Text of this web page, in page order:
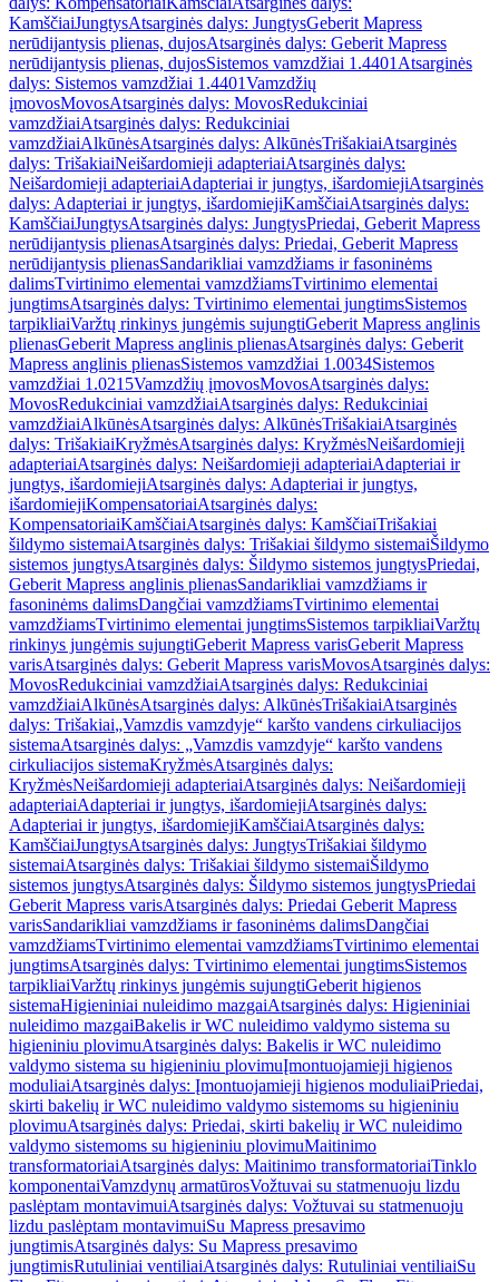
KamščiaiJungtysAtsarginės dalys: JungtysGeberit Mapress
nerūdijantysis plienas, dujosAtsarginės dalys: Geberit Mapress
nerūdijantysis plienas, dujosSistemos vamzdžiai 1.4401 Atsarginės
dalys: Sistemos vamzdžiai 1.4401Vamzdžių
įmovosMovosAtsarginės dalys: MovosRedukciniai
vamzdžiaiAtsarginės dalys: Redukciniai
vamzdžiaiAlkūnėsAtsarginės dalys: AlkūnėsTrišakiaiAtsarginės
dalys: TrišakiaiNeišardomieji adapteriaiAtsarginės dalys:
Neišardomieji adapteriaiAdapteriai ir jungtys, išardomiejiAtsarginės
dalys: Adapteriai ir jungtys, išardomiejiKamščiaiAtsarginės dalys:
KamščiaiJungtysAtsarginės dalys: JungtysPriedai, Geberit Mapress
nerūdijantysis plienasAtsarginės dalys: Priedai, Geberit Mapress
nerūdijantysis plienasSandarikliai vamzdžiams ir fasoninėms
dalimsTvirtinimo elementai vamzdžiamsTvirtinimo elementai
jungtimsAtsarginės dalys: Tvirtinimo elementai jungtimsSistemos
tarpikliaiVaržtų rinkinys jungėmis sujungtiGeberit Mapress anglinis
plienasGeberit Mapress anglinis plienasAtsarginės dalys: Geberit
Mapress anglinis plienasSistemos vamzdžiai 1.0034Sistemos
vamzdžiai 1.0215Vamzdžių įmovosMovosAtsarginės dalys:
MovosRedukciniai vamzdžiaiAtsarginės dalys: Redukciniai
vamzdžiaiAlkūnėsAtsarginės dalys: AlkūnėsTrišakiaiAtsarginės
dalys: TrišakiaiKryžmėsAtsarginės dalys: KryžmėsNeišardomieji
adapteriaiAtsarginės dalys: Neišardomieji adapteriaiAdapteriai ir
jungtys, išardomiejiAtsarginės dalys: Adapteriai ir jungtys,
išardomiejiKompensatoriaiAtsarginės dalys:
KompensatoriaiKamščiaiAtsarginės dalys: KamščiaiTrišakiai
šildymo sistemaiAtsarginės dalys: Trišakiai šildymo sistemaiŠildymo
sistemos jungtysAtsarginės dalys: Šildymo sistemos jungtysPriedai,
Geberit Mapress anglinis plienasSandarikliai vamzdžiams ir
fasoninėms dalimsDangčiai vamzdžiamsTvirtinimo elementai
vamzdžiamsTvirtinimo elementai jungtimsSistemos tarpikliaiVaržtų
rinkinys jungėmis sujungtiGeberit Mapress varisGeberit Mapress
varisAtsarginės dalys: Geberit Mapress varisMovosAtsarginės dalys:
MovosRedukciniai vamzdžiaiAtsarginės dalys: Redukciniai
vamzdžiaiAlkūnėsAtsarginės dalys: AlkūnėsTrišakiaiAtsarginės
dalys: Trišakiai„Vamzdis vamzdyje“ karšto vandens cirkuliacijos
sistemaAtsarginės dalys: „Vamzdis vamzdyje“ karšto vandens
cirkuliacijos sistemaKryžmėsAtsarginės dalys:
KryžmėsNeišardomieji adapteriaiAtsarginės dalys: Neišardomieji
adapteriaiAdapteriai ir jungtys, išardomiejiAtsarginės dalys:
Adapteriai ir jungtys, išardomiejiKamščiaiAtsarginės dalys:
KamščiaiJungtysAtsarginės dalys: JungtysTrišakiai šildymo
sistemaiAtsarginės dalys: Trišakiai šildymo sistemaiŠildymo
sistemos jungtysAtsarginės dalys: Šildymo sistemos jungtysPriedai
Geberit Mapress varisAtsarginės dalys: Priedai Geberit Mapress
varisSandarikliai vamzdžiams ir fasoninėms dalimsDangčiai
vamzdžiamsTvirtinimo elementai vamzdžiamsTvirtinimo elementai
jungtimsAtsarginės dalys: Tvirtinimo elementai jungtimsSistemos
tarpikliaiVaržtų rinkinys jungėmis sujungtiGeberit higienos
sistemaHigieniniai nuleidimo mazgaiAtsarginės dalys: Higieniniai
nuleidimo mazgaiBakelis ir WC nuleidimo valdymo sistema su
higieniniu plovimuAtsarginės dalys: Bakelis ir WC nuleidimo
valdymo sistema su higieniniu plovimuĮmontuojamieji higienos
moduliaiAtsarginės dalys: Įmontuojamieji higienos moduliaiPriedai,
skirti bakelių ir WC nuleidimo valdymo sistemoms su higieniniu
plovimuAtsarginės dalys: Priedai, skirti bakelių ir WC nuleidimo
valdymo sistemoms su higieniniu plovimuMaitinimo
transformatoriaiAtsarginės dalys: Maitinimo transformatoriaiTinklo
komponentaiVamzdynų armatūrosVožtuvai su statmenuoju lizdu
paslėptam montavimuiAtsarginės dalys: Vožtuvai su statmenuoju
lizdu paslėptam montavimuiSu Mapress presavimo
jungtimisAtsarginės dalys: Su Mapress presavimo
jungtimisRutuliniai ventiliaiAtsarginės dalys: Rutuliniai ventiliaiSu